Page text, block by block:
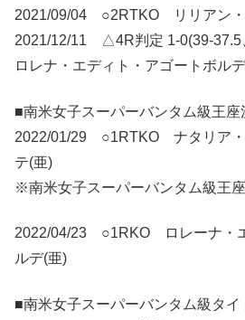
2021/09/04 ○2RTKO リリアン・
2021/12/11 △4R判定 1-0(39-37.5
ロレナ・エディト・アゴートボル
■南米女子スーパーバンタム級王座
2022/01/29 ○1RTKO ナタリア・
テ(亜)
※南米女子スーパーバンタム級王
2022/04/23 ○1RKO ロレーナ・
ルデ(亜)
■南米女子スーパーバンタム級タイ